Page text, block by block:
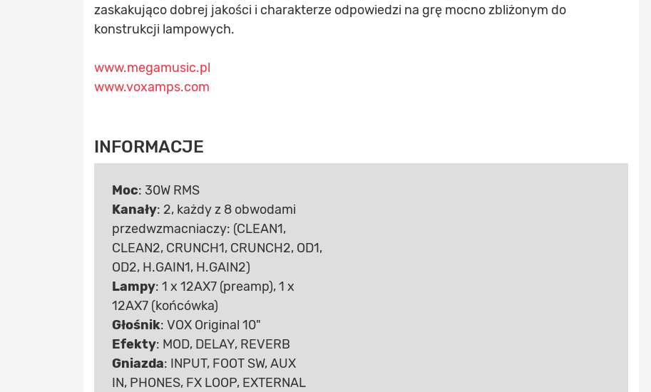
zaskakująco dobrej jakości i charakterze odpowiedzi na grę mocno zbliżonym do
konstrukcji lampowych.
www.megamusic.pl
www.voxamps.com
INFORMACJE
Moc: 30W RMS
Kanały: 2, każdy z 8 obwodami
przedwzmacniaczy: (CLEAN1,
CLEAN2, CRUNCH1, CRUNCH2, OD1,
OD2, H.GAIN1, H.GAIN2)
Lampy: 1 x 12AX7 (preamp), 1 x
12AX7 (końcówka)
Głośnik: VOX Original 10"
Efekty: MOD, DELAY, REVERB
Gniazda: INPUT, FOOT SW, AUX
IN, PHONES, FX LOOP, EXTERNAL